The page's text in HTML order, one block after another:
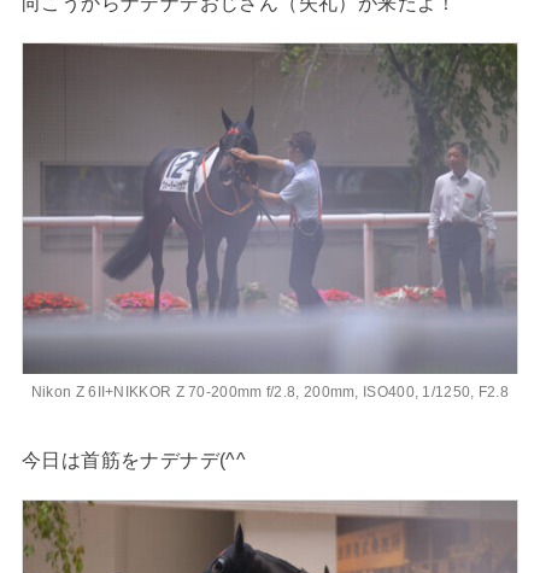
Nikon Z 6II+NIKKOR Z 70-200mm f/2.8, 200mm, ISO400, 1/1250, F2.8
今日は首筋をナデナデ(^^